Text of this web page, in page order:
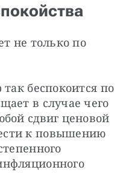
не только по
так беспокоится по
в случае чего
сдвиг ценовой
к повышению